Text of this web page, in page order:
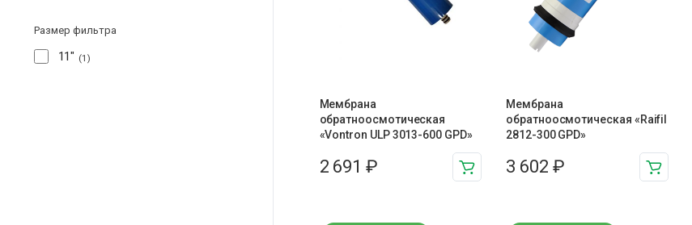
Мембрана
обратноосмотическая
«Vontron ULP 3013-600 GPD»
2 691₽
Мембрана
обратноосмотическая «Raifil
2812-300 GPD»
3 602 ₽
Размер фильтра
11" 1